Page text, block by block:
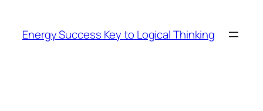
content
Energy Success Key to Logical Thinking